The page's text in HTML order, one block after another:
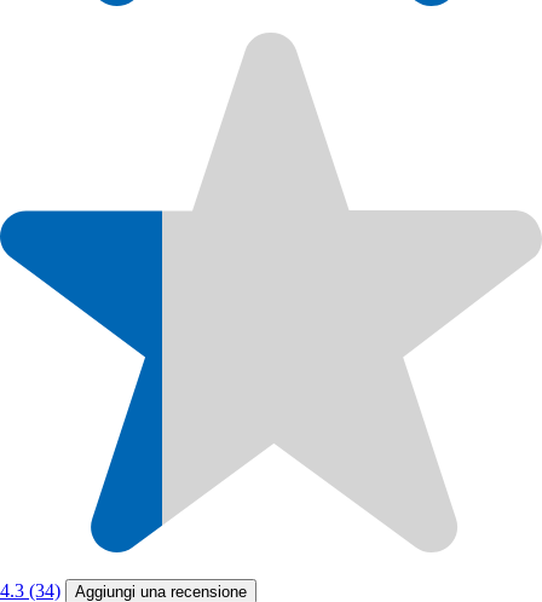
4.3 (34) Aggiungi una recensione